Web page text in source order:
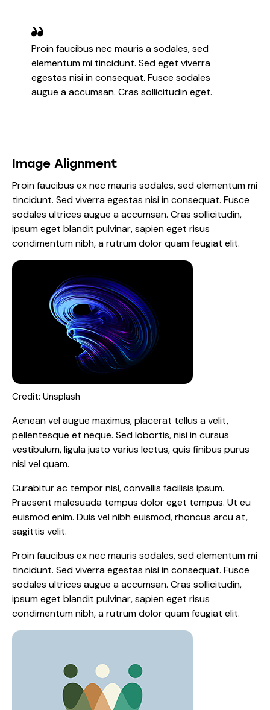
Proin faucibus nec mauris a sodales, sed
elementum mi tincidunt. Sed eget viverra
egestas nisi in consequat. Fusce sodales
augue a accumsan. Cras sollicitudin eget.
Image Alignment
Proin faucibus ex nec mauris sodales, sed elementum mi
tincidunt. Sed viverra egestas nisi in consequat. Fusce
sodales ultrices augue a accumsan. Cras sollicitudin,
ipsum eget blandit pulvinar, sapien eget risus
condimentum nibh, a rutrum dolor quam feugiat elit.
Credit: Unsplash
Aenean vel augue maximus, placerat tellus a velit,
pellentesque et neque. Sed lobortis, nisi in cursus
vestibulum, ligula justo varius lectus, quis finibus purus
nisl vel quam.
Curabitur ac tempor nisl, convallis facilisis ipsum.
Praesent malesuada tempus dolor eget tempus. Ut eu
euismod enim. Duis vel nibh euismod, rhoncus arcu at,
sagittis velit.
Proin faucibus ex nec mauris sodales, sed elementum mi
tincidunt. Sed viverra egestas nisi in consequat. Fusce
sodales ultrices augue a accumsan. Cras sollicitudin,
ipsum eget blandit pulvinar, sapien eget risus
condimentum nibh, a rutrum dolor quam feugiat elit.